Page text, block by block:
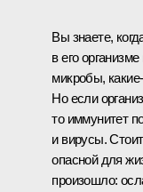
Вы знаете,
в его
микробы,
Но если
то иммунитет
и вирусы.
опасной для
произошло: